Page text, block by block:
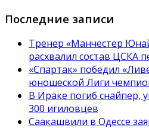
Последние записи
Тренер «Манчестер
расхвалил состав ЦСКА
«Спартак» победил
юношеской Лиги
В Ираке погиб снайпер,
300 игиловцев
Саакашвили в Одессе